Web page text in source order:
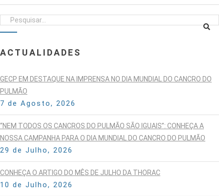
ACTUALIDADES
GECP EM DESTAQUE NA IMPRENSA NO DIA MUNDIAL DO CANCRO DO
PULMÃO
7 de Agosto, 2026
“NEM TODOS OS CANCROS DO PULMÃO SÃO IGUAIS”: CONHEÇA A
NOSSA CAMPANHA PARA O DIA MUNDIAL DO CANCRO DO PULMÃO
29 de Julho, 2026
CONHEÇA O ARTIGO DO MÊS DE JULHO DA THORAC
10 de Julho, 2026